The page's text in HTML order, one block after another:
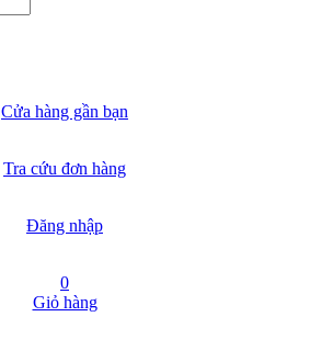
Cửa hàng gần bạn
Tra cứu đơn hàng
Đăng nhập
0
Giỏ hàng